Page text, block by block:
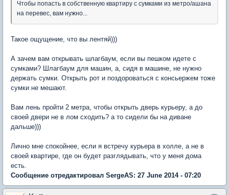
Чтобы попасть в собственную квартиру с сумками из метро/ашана
на перевес, вам нужно...
Такое ощущение, что вы лентяй)))
А зачем вам открывать шлагбаум, если вы пешком идете с
сумками? Шлагбаум для машин, а, сидя в машине, не нужно
держать сумки. Открыть рот и поздороваться с консьержем тоже
сумки не мешают.
Вам лень пройти 2 метра, чтобы открыть дверь курьеру, а до
своей двери не в лом сходить? а то сидели бы на диване
дальше)))
Лично мне спокойнее, если я встречу курьера в холле, а не в
своей квартире, где он будет разглядывать, что у меня дома
есть.
Сообщение отредактировал SergeAS: 27 June 2014 - 07:20